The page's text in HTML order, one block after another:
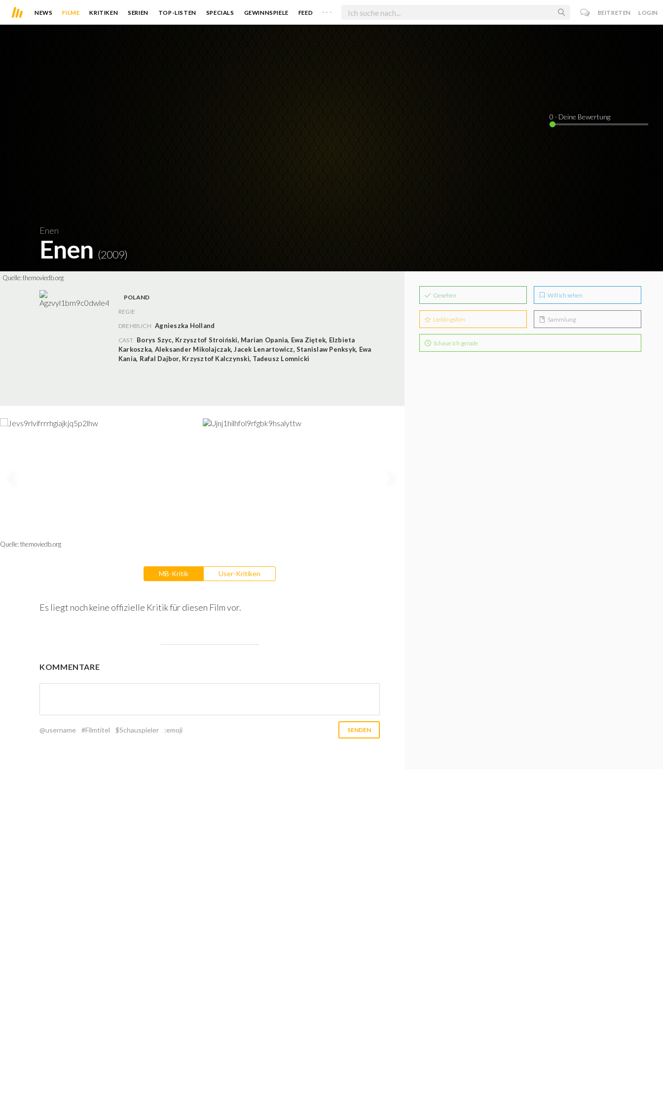
NEWS FILME KRITIKEN SERIEN TOP-LISTEN SPECIALS GEWINNSPIELE FEED . . . BEITRETEN LOGIN
Enen
Enen (2009)
0 · Deine Bewertung
Quelle:themoviedb.org
POLAND
REGIE
DREHBUCH Agnieszka Holland
CAST Borys Szyc, Krzysztof Stroiński, Marian Opania, Ewa Ziętek, Elzbieta
Karkoszka, Aleksander Mikolajczak,Jacek Lenartowicz, Stanislaw Penksyk, Ewa
Kania, Rafal Dajbor, Krzysztof Kalczynski, Tadeusz Lomnicki
Quelle:themoviedb.org
MB-Kritik User-Kritiken
Es liegt noch keine offizielle Kritik für diesen Film vor.
KOMMENTARE
@username #Filmtitel $Schauspieler :emoji
Gesehen Will ich sehen
Lieblingsfilm Sammlung
Schaue ich gerade